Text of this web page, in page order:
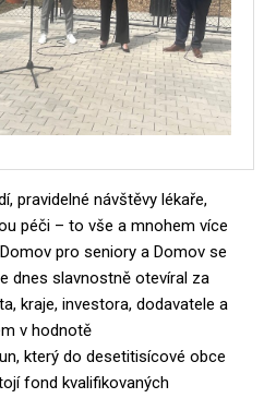
pravidelné návštěvy lékaře,
péči – to vše a mnohem více
pro seniory a Domov se
dnes slavnostně otevíral za
kraje, investora, dodavatele a
v hodnotě
který do desetitisícové obce
fond kvalifikovaných